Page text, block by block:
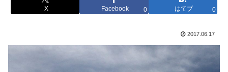
X Facebook 0 はてブ 0
2017.06.17